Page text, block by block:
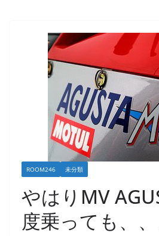
ROOM246 未分類
やはりMV
度乗っても、、